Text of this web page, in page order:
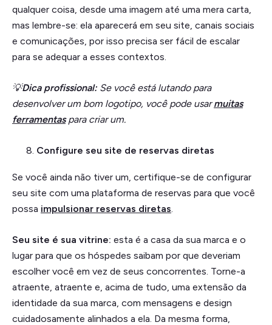
qualquer coisa, desde uma imagem até uma mera carta,
mas lembre-se: ela aparecerá em seu site, canais sociais
e comunicações, por isso precisa ser fácil de escalar
para se adequar a esses contextos.
💡Dica profissional: Se você está lutando para
desenvolver um bom logotipo, você pode usarmuitas
ferramentaspara criar um.
Configure seu site de reservas diretas
Se você ainda não tiver um, certifique-se de configurar
seu site com uma plataforma de reservas para que você
possa impulsionar reservas diretas.
Seu site é sua vitrine: esta é a casa da sua marca e o
lugar para que os hóspedes saibam por que deveriam
escolher você em vez de seus concorrentes. Torne-a
atraente, atraente e, acima de tudo, uma extensão da
identidade da sua marca, com mensagens e design
cuidadosamente alinhados a ela. Da mesma forma,